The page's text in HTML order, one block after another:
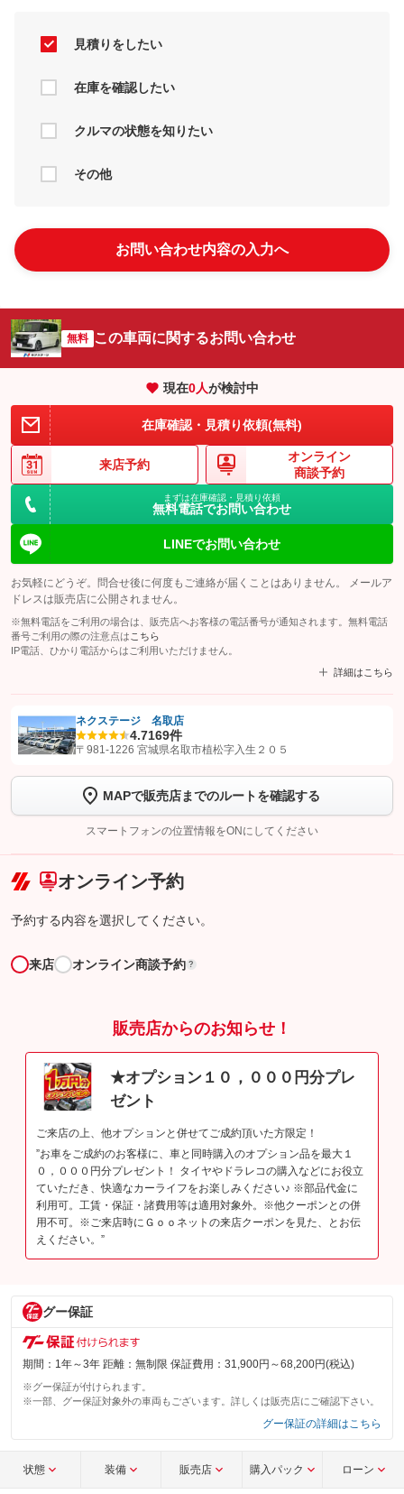
見積りをしたい
在庫を確認したい
クルマの状態を知りたい
その他
お問い合わせ内容の入力へ
無料 この車両に関するお問い合わせ
現在0人が検討中
在庫確認・見積り依頼(無料)
来店予約
オンライン
商談予約
まずは在庫確認・見積り依頼
無料電話でお問い合わせ
LINEでお問い合わせ
お気軽にどうぞ。問合せ後に何度もご連絡が届くことはありません。 メールア
ドレスは販売店に公開されません。
※無料電話をご利用の場合は、販売店へお客様の電話番号が通知されます。無料電話
番号ご利用の際の注意点は こちら
IP電話、ひかり電話からはご利用いただけません。
詳細はこちら
【STEP1】認証画面でグーネットを友だち追加してから「許可する」ボタンを押
トーク画面で
ボタンをタップして問い合わせを
完了してください。
こちら
ネクステージ 名取店
4.7169件
〒981-1226 宮城県名取市植松字入生２０５
MAPで販売店までのルートを確認する
スマートフォンの位置情報をONにしてください
オンライン予約
予約する内容を選択してください。
来店 オンライン商談予約 ?
販売店からのお知らせ！
★オプション１０，０００円分プレ
ゼント
ご来店の上、他オプションと併せてご成約頂いた方限定！
”お車をご成約のお客様に、車と同時購入のオプション品を最大１
０，０００円分プレゼント！ タイヤやドラレコの購入などにお役立
ていただき、快適なカーライフをお楽しみください♪ ※部品代金に
利用可。工賃・保証・諸費用等は適用対象外。※他クーポンとの併
用不可。※ご来店時にＧｏｏネットの来店クーポンを見た、とお伝
えください。”
グー保証
期間：1年～3年 距離：無制限 保証費用：31,900円～68,200円(税込)
※グー保証が付けられます。
※一部、グー保証対象外の車両もございます。詳しくは販売店にご確認下さい。
グー保証の詳細はこちら
状態 装備 販売店 購入パック ローン